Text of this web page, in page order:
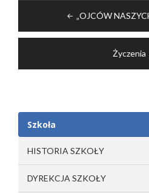
„OJCÓW
Życzenia
Szkoła
HISTORIA SZKOŁY
DYREKCJA SZKOŁY